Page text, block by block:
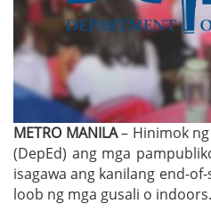
METRO MANILA– Hinimok
(DepEd) ang mga
isagawa ang kanilang end-
loob ng mga gusali o indoors.